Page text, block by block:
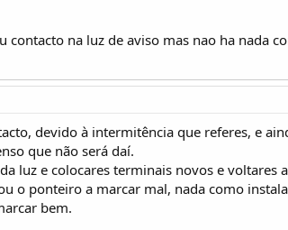
contacto na luz de aviso mas nao ha nada
devido à intermitência que referes, e
que não será daí.
luz e colocares terminais novos e voltares
o ponteiro a marcar mal, nada como
bem.